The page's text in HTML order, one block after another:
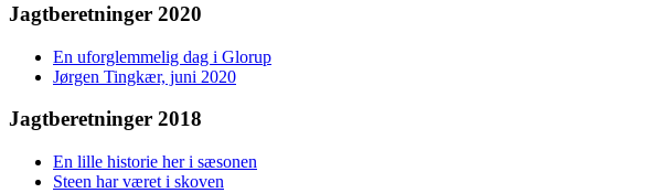
Jagtberetninger 2020
En uforglemmelig dag i Glorup
Jørgen Tingkær, juni 2020
Jagtberetninger 2018
En lille historie her i sæsonen
Steen har været i skoven